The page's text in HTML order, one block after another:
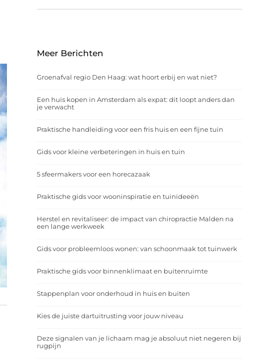
Meer Berichten
Groenafval regio Den Haag: wat hoort erbij en wat niet?
Een huis kopen in Amsterdam als expat: dit loopt anders dan
je verwacht
Praktische handleiding voor een fris huis en een fijne tuin
Gids voor kleine verbeteringen in huis en tuin
5 sfeermakers voor een horecazaak
Praktische gids voor wooninspiratie en tuinideeën
Herstel en revitaliseer: de impact van chiropractie Malden na
een lange werkweek
Gids voor probleemloos wonen: van schoonmaak tot tuinwerk
Praktische gids voor binnenklimaat en buitenruimte
Stappenplan voor onderhoud in huis en buiten
Kies de juiste dartuitrusting voor jouw niveau
Deze signalen van je lichaam mag je absoluut niet negeren bij
rugpijn